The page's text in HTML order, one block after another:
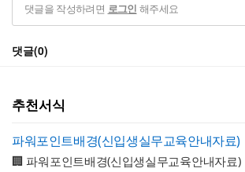
댓글을 작성하려면 로그인 해주세요
댓글(0)
추천서식
파워포인트배경(신입생실무교육안내자료)
🏢 파워포인트배경(신입생실무교육안내자료)